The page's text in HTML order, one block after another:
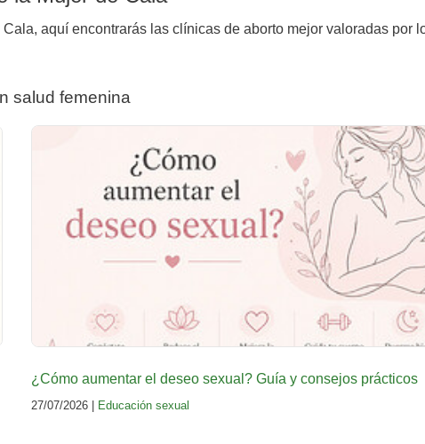
aquí encontrarás las clínicas de aborto mejor valoradas por
salud femenina
¿Cómo aumentar el deseo sexual? Guía y consejos prácticos
27/07/2026 | Educación sexual